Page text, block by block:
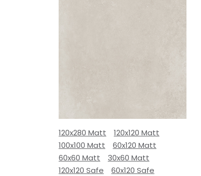
120x280 Matt
120x120 Matt
100x100 Matt
60x120 Matt
60x60 Matt
30x60 Matt
120x120 Safe
60x120 Safe